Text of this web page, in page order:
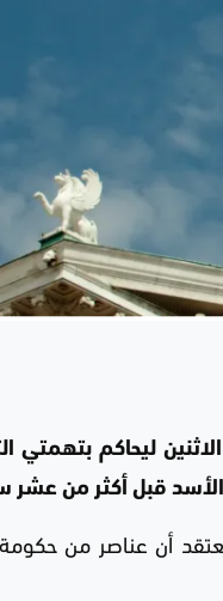
ليحاكم بتهمتي
الأسد قبل أكثر من عشر
أن عناصر من